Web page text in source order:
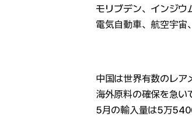
モリブデン、インジウ
電気自動車、航空宇宙
中国は世界有数のレア
海外原料の確保を急
5月の輸入量は5万